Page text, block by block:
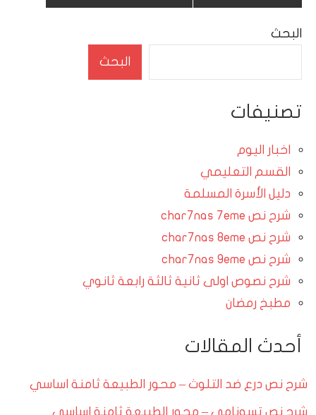
البحث
البحث
تصنيفات
اخبار اليوم
القسم التعليمي
دليل الأسرة المسلمة
شرح نص char7nas 7eme
شرح نص char7nas 8eme
شرح نص char7nas 9eme
شرح نصوص اولى ثانية ثالثة رابعة ثانوي
مطبخ رمضان
أحدث المقالات
شرح نص درع ضد التلوث – محور الطبيعة ثامنة اساسي
شرح نص تسونامي – محور الطبيعة ثامنة اساسي